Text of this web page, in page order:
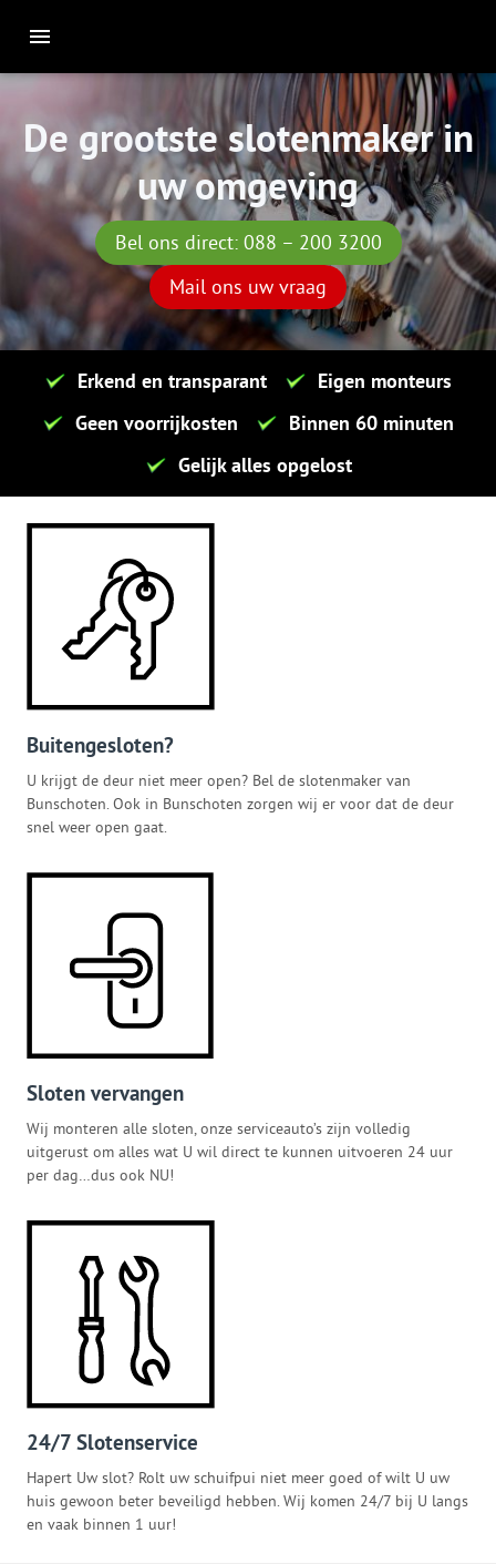
De grootste slotenmaker in
uw omgeving
Bel ons direct: 088 – 200 3200
Mail ons uw vraag
Erkend en transparant
Eigen monteurs
Geen voorrijkosten
Binnen 60 minuten
Gelijk alles opgelost
Buitengesloten?
U krijgt de deur niet meer open? Bel de slotenmaker van
Bunschoten. Ook in Bunschoten zorgen wij er voor dat de deur
snel weer open gaat.
Sloten vervangen
Wij monteren alle sloten, onze serviceauto’s zijn volledig
uitgerust om alles wat U wil direct te kunnen uitvoeren 24 uur
per dag…dus ook NU!
24/7 Slotenservice
Hapert Uw slot? Rolt uw schuifpui niet meer goed of wilt U uw
huis gewoon beter beveiligd hebben. Wij komen 24/7 bij U langs
en vaak binnen 1 uur!